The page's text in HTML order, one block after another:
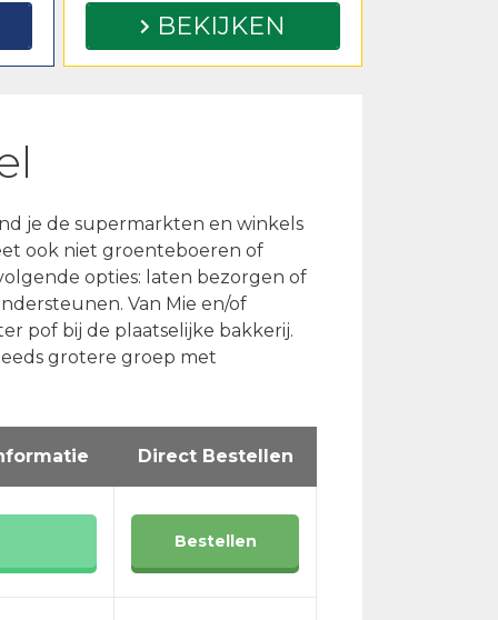
BEKIJKEN
je de supermarkten en winkels
ook niet groenteboeren of
opties: laten bezorgen of
Van Mie en/of
pof bij de plaatselijke bakkerij.
grotere groep met
Direct Bestellen
Bestellen